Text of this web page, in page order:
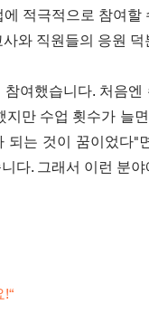
적극적으로 참여할
와 직원들의 응원 덕
여했습니다. 처음
만 수업 횟수가 늘
는 것이 꿈이었다"
다. 그래서 이런 분